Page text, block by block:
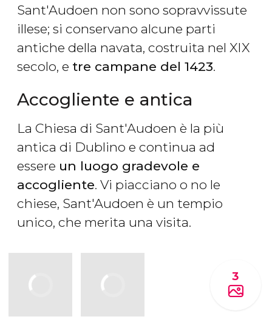
Sant'Audoen non sono sopravvissute
illese; si conservano alcune parti
antiche della navata, costruita nel XIX
secolo, e tre campane del 1423.
Accogliente e antica
La Chiesa di Sant'Audoen è la più
antica di Dublino e continua ad
essere un luogo gradevole e
accogliente. Vi piacciano o no le
chiese, Sant'Audoen è un tempio
unico, che merita una visita.
3